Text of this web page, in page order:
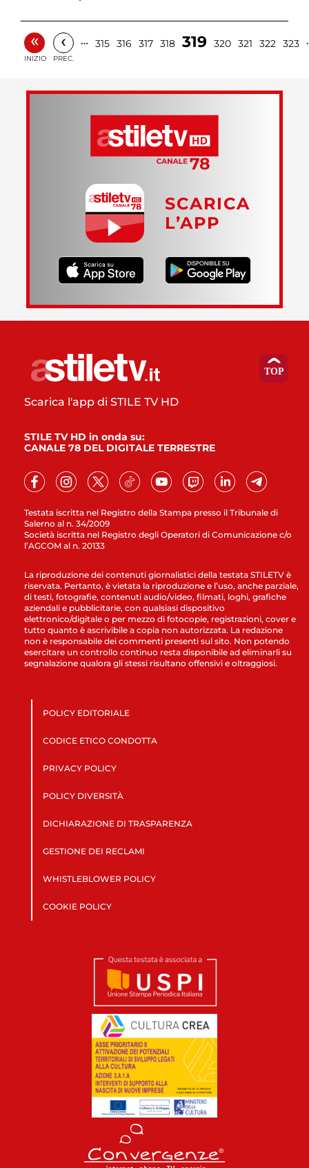
«
INIZIO
‹
PREC.
… 315 316 317 318 319 320 321 322 323
SCARICA
L’APP
Testata iscritta nel Registro della Stampa presso il Tribunale di
Salerno al n. 34/2009
Società iscritta nel Registro degli Operatori di Comunicazione c/o
l’AGCOM al n. 20133
Scarica l'app di STILE TV HD
STILE TV HD in onda su:
CANALE 78 DEL DIGITALE TERRESTRE
La riproduzione dei contenuti giornalistici della testata STILETV è
riservata. Pertanto, è vietata la riproduzione e l’uso, anche parziale,
di testi, fotografie, contenuti audio/video, filmati, loghi, grafiche
aziendali e pubblicitarie, con qualsiasi dispositivo
elettronico/digitale o per mezzo di fotocopie, registrazioni, cover e
tutto quanto è ascrivibile a copia non autorizzata. La redazione
non è responsabile dei commenti presenti sul sito. Non potendo
esercitare un controllo continuo resta disponibile ad eliminarli su
segnalazione qualora gli stessi risultano offensivi e oltraggiosi.
POLICY EDITORIALE
CODICE ETICO CONDOTTA
PRIVACY POLICY
POLICY DIVERSITÀ
DICHIARAZIONE DI TRASPARENZA
GESTIONE DEI RECLAMI
WHISTLEBLOWER POLICY
COOKIE POLICY